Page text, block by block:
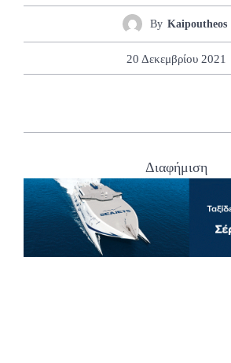
By Kaipoutheos
20 Δεκεμβρίου 2021
Διαφήμιση